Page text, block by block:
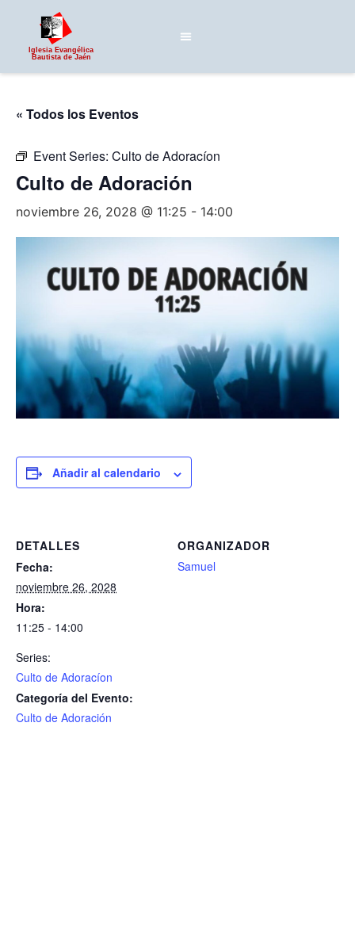
Iglesia Evangélica
Bautista de Jaén
« Todos los Eventos
Event Series: Culto de Adoracíon
Culto de Adoración
noviembre 26, 2028 @ 11:25 - 14:00
Añadir al calendario
DETALLES
Fecha:
noviembre 26, 2028
Hora:
11:25 - 14:00
Series:
Culto de Adoracíon
Categoría del Evento:
Culto de Adoración
ORGANIZADOR
Samuel